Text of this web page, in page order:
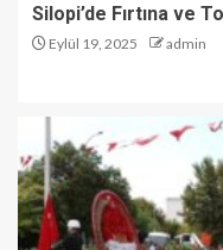
Silopi’de Fırtına ve
Eylül 19, 2025 admin